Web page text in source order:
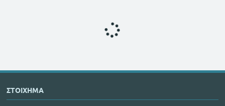
ΣΤΟΙΧΗΜΑ